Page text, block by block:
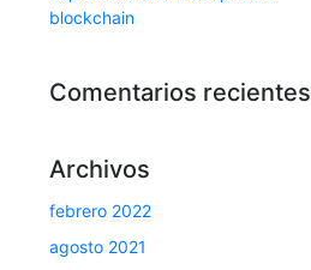
blockchain
Comentarios recientes
Archivos
febrero 2022
agosto 2021